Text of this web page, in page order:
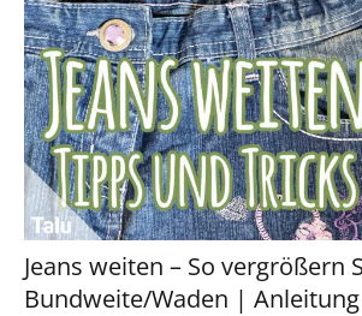
Jeans weiten – So vergrößern
Bundweite/Waden | Anleitung